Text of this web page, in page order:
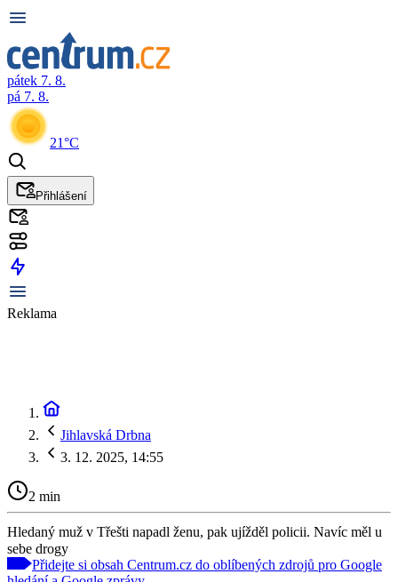
pátek 7. 8.
pá 7. 8.
21°C
Přihlášení
Reklama
Jihlavská Drbna
3. 12. 2025, 14:55
2 min
Hledaný muž v Třešti napadl ženu, pak ujížděl policii. Navíc měl u
sebe drogy
Přidejte si obsah Centrum.cz do oblíbených zdrojů pro Google